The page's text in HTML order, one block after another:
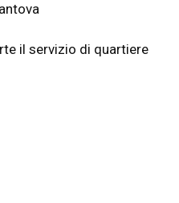
il servizio di quartiere